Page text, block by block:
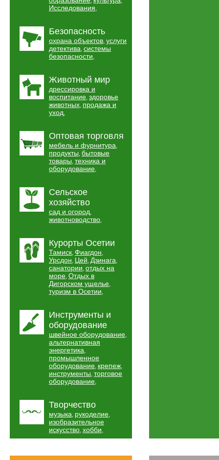
Исследования,
Безопасность
охрана объектов, услуги
детектива, системы
безопасности,
Животный мир
дрессировка и
воспитание, здоровье
животных, продажа и
уход,
Оптовая торговля
мебель и фурнитура,
продукты, бытовые
товары, техника и
оборудование,
Сельское
хозяйство
сад и огород,
животноводство,
Курорты Осетии
Тамиск, Фиагдон,
Урсдон, Цей, Дзинага,
санатории, отдых на
море, Отдых в
Дигорском ущелье,
туризм в Осетии,
Инструменты и
оборудование
швейное оборудование,
альтернативная
энергетика,
промышленное
оборудование, крепеж,
инструменты, торговое
оборудование,
Творчество
музыка, рукоделие,
изобразительное
искусство, хобби,